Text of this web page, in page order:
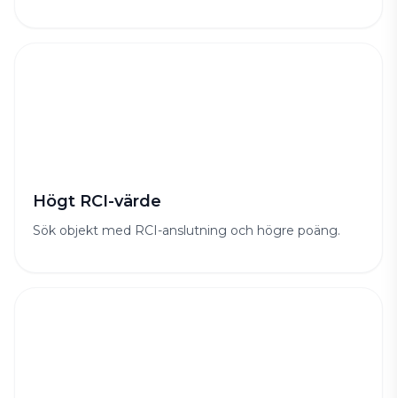
Högt RCI-värde
Sök objekt med RCI-anslutning och högre poäng.